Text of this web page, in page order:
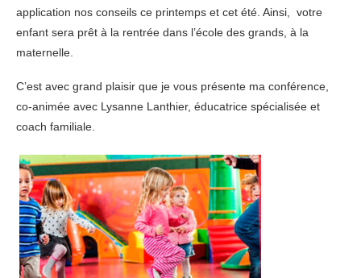
application nos conseils ce printemps et cet été. Ainsi, votre
enfant sera prêt à la rentrée dans l’école des grands, à la
maternelle.
C’est avec grand plaisir que je vous présente ma conférence,
co-animée avec Lysanne Lanthier, éducatrice spécialisée et
coach familiale.